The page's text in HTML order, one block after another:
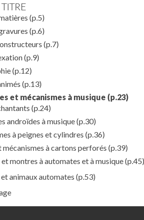
(p.5)
(p.6)
(p.7)
(p.9)
(p.12)
(p.13)
et mécanismes à musique (p.23)
(p.24)
androïdes à musique(p.30)
à peignes et cylindres (p.36)
mécanismes à cartons perforés (p.39)
montres à automates et à musique(p.45)
animaux automates (p.53)